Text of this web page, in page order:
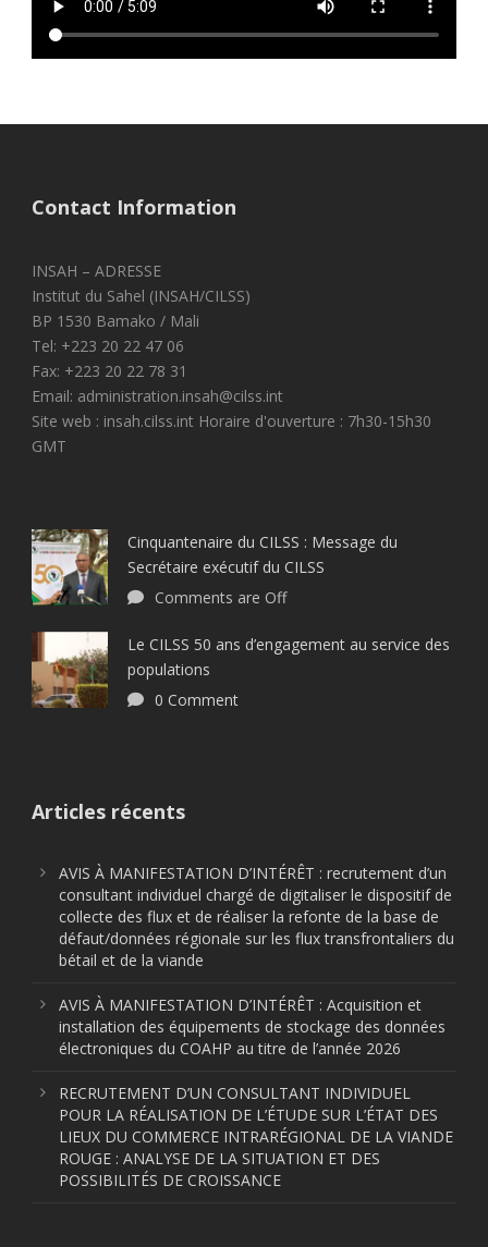
Contact Information
INSAH – ADRESSE
Institut du Sahel (INSAH/CILSS)
BP 1530 Bamako / Mali
Tel: +223 20 22 47 06
Fax: +223 20 22 78 31
Email: administration.insah@cilss.int
Site web : insah.cilss.int Horaire d'ouverture : 7h30-15h30
GMT
Cinquantenaire du CILSS : Message du
Secrétaire exécutif du CILSS
Comments are Off
Le CILSS 50 ans d’engagement au service des
populations
0 Comment
Articles récents
AVIS À MANIFESTATION D’INTÉRÊT : recrutement d’un
consultant individuel chargé de digitaliser le dispositif de
collecte des flux et de réaliser la refonte de la base de
défaut/données régionale sur les flux transfrontaliers du
bétail et de la viande
AVIS À MANIFESTATION D’INTÉRÊT : Acquisition et
installation des équipements de stockage des données
électroniques du COAHP au titre de l’année 2026
RECRUTEMENT D’UN CONSULTANT INDIVIDUEL
POUR LA RÉALISATION DE L’ÉTUDE SUR L’ÉTAT DES
LIEUX DU COMMERCE INTRARÉGIONAL DE LA VIANDE
ROUGE : ANALYSE DE LA SITUATION ET DES
POSSIBILITÉS DE CROISSANCE